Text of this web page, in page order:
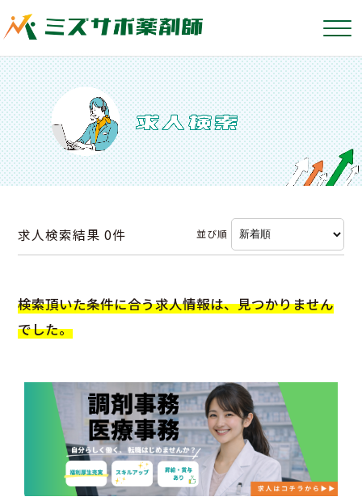
求人検索結果0件 並び順
検索頂いた条件に合う求人情報は、見つかりません
でした。